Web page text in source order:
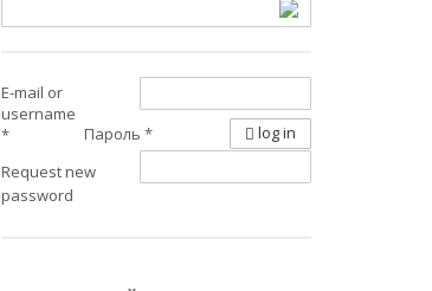
E-mail or
username
*
Пароль *
Request new
password
log in